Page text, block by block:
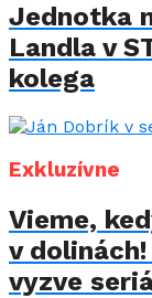
Jednotka
Landla v
kolega
Exkluzívne
Vieme,
v
vyzve